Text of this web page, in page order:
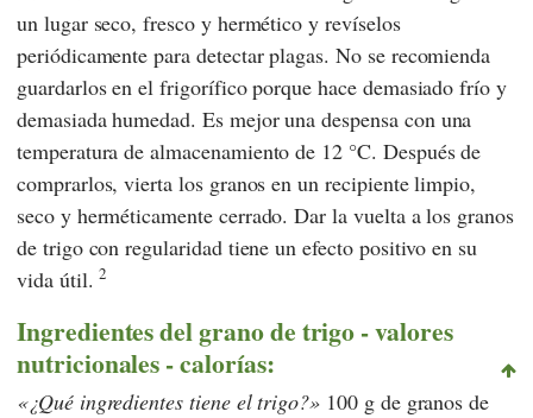
un lugar seco, fresco y hermético y revíselos
periódicamente para detectar plagas. No se recomienda
guardarlos en el frigorífico porque hace demasiado frío y
demasiada humedad. Es mejor una despensa con una
temperatura de almacenamiento de 12 °C. Después de
comprarlos, vierta los granos en un recipiente limpio,
seco y herméticamente cerrado. Dar la vuelta a los granos
de trigo con regularidad tiene un efecto positivo en su
vida útil.2
Ingredientes del grano de trigo - valores
nutricionales - calorías:
¿Qué ingredientes tiene el trigo?
100 g de granos de